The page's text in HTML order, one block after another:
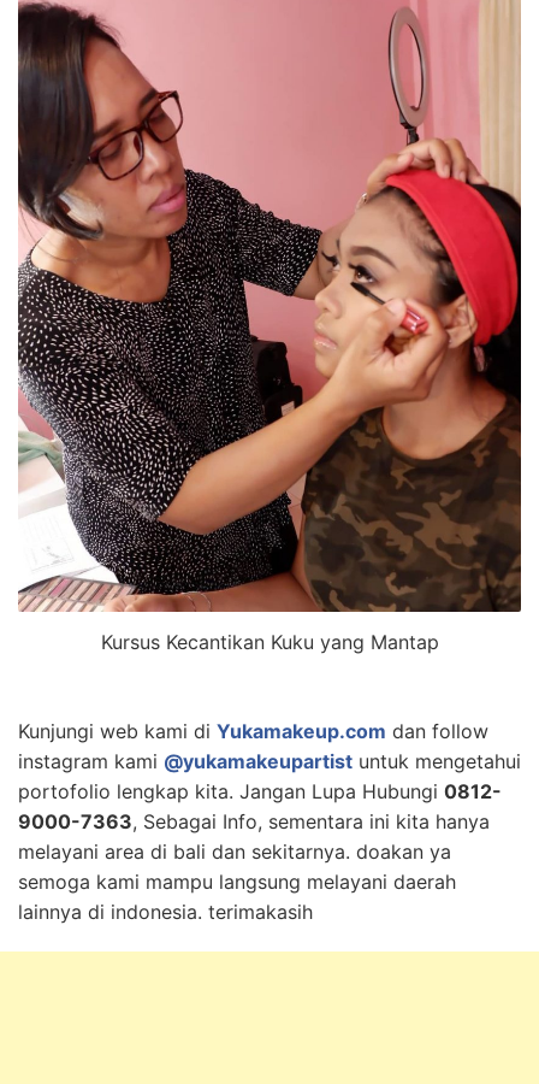
Kursus Kecantikan Kuku yang Mantap
Kunjungi web kami di Yukamakeup.com dan follow
instagram kami @yukamakeupartist untuk mengetahui
portofolio lengkap kita. Jangan Lupa Hubungi 0812-
9000-7363, Sebagai Info, sementara ini kita hanya
melayani area di bali dan sekitarnya. doakan ya
semoga kami mampu langsung melayani daerah
lainnya di indonesia. terimakasih